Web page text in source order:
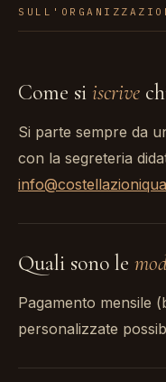
Come si iscrive
Si parte sempre da
con la segreteria
Quali sono le
Pagamento mensile
personalizzate